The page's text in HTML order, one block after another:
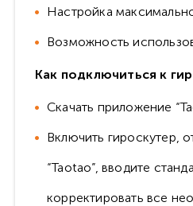
Настройка
Возможность
Как подключиться к
Скачать приложение
Включить гироскутер,
“Taotao”, вводите
корректировать все